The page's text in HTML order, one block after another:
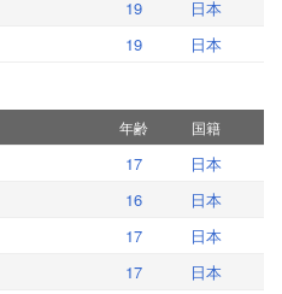
19
日本
19 日本
年齢 国籍
17
日本
16
日本
17
日本
17
日本